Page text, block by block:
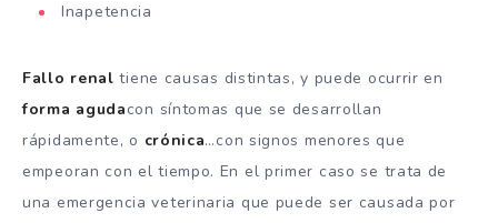
Inapetencia
Fallo renal tiene causas distintas, y puede ocurrir en
forma agudacon síntomas que se desarrollan
rápidamente, o crónica…con signos menores que
empeoran con el tiempo. En el primer caso se trata de
una emergencia veterinaria que puede ser causada por